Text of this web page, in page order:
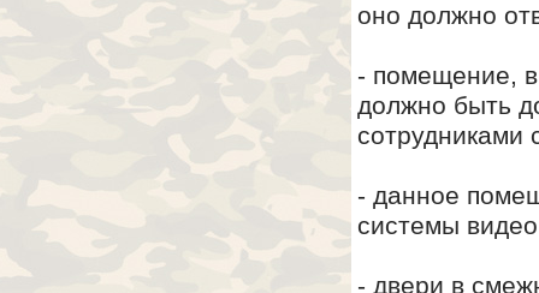
оно должно
- помещение, в
должно быть
сотрудниками
- данное
системы
- двери в